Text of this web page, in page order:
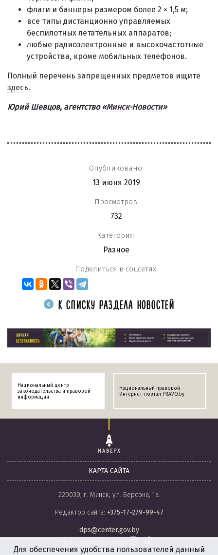
флаги и баннеры размером более 2 × 1,5 м;
все типы дистанционно управляемых
беспилотных летательных аппаратов;
любые радиоэлектронные и высокочастотные
устройства, кроме мобильных телефонов.
Полный перечень запрещенных предметов ищите
здесь.
Юрий Шевцов, агентство «Минск-Новости»
Опубликовано:
13 июня 2019
Просмотров:
732
Категория:
Разное
Поделиться в соцсетях:
К СПИСКУ РАЗДЕЛА НОВОСТЕЙ
Национальный центр
законодательства и правовой
информации
Национальный правовой
Интернет-портал PRAVO.by
НАВЕРХ
КАРТА САЙТА
220030, г. Минск, ул. Берсона, 1а.
Редактор сайта: +375-17-279-99-47
dps@center.gov.by
Для обеспечения удобства пользователей данный